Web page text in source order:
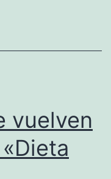
vuelven